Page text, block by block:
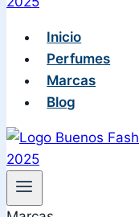
Inicio
Perfumes
Marcas
Blog